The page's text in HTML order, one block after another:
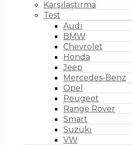
Karşılaştırma
Test
Audi
BMW
Chevrolet
Honda
Jeep
Mercedes-Benz
Opel
Peugeot
Range Rover
Smart
Suzuki
VW